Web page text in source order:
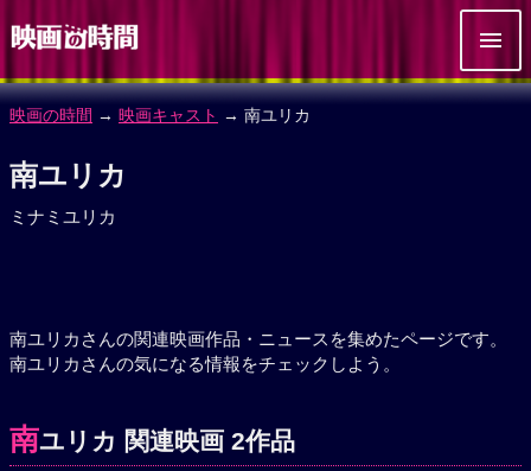
映画の時間 → 映画キャスト → 南ユリカ
南ユリカ
ミナミユリカ
南ユリカさんの関連映画作品・ニュースを集めたページです。
南ユリカさんの気になる情報をチェックしよう。
南ユリカ 関連映画 2作品